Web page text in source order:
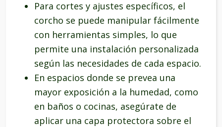
Para cortes y ajustes específicos, el
corcho se puede manipular fácilmente
con herramientas simples, lo que
permite una instalación personalizada
según las necesidades de cada espacio.
En espacios donde se prevea una
mayor exposición a la humedad, como
en baños o cocinas, asegúrate de
aplicar una capa protectora sobre el